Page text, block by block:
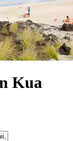
Kua